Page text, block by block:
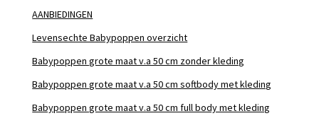
AANBIEDINGEN
Levensechte Babypoppen overzicht
Babypoppen grote maat v.a 50 cm zonder kleding
Babypoppen grote maat v.a 50 cm softbody met kleding
Babypoppen grote maat v.a 50 cm full body met kleding